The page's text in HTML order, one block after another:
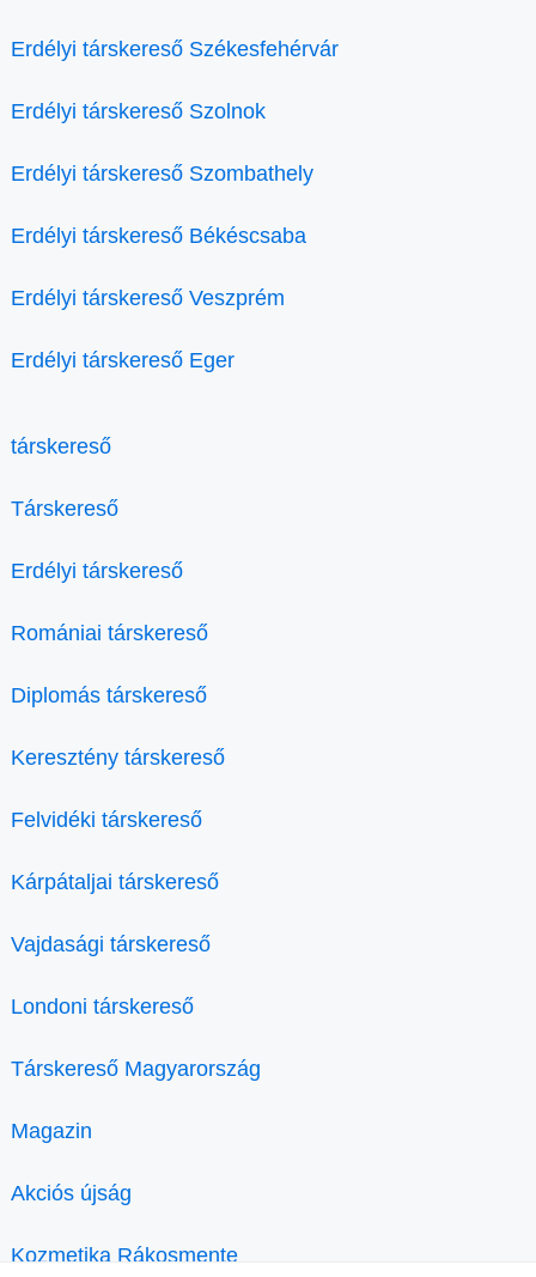
Erdélyi társkereső Székesfehérvár
Erdélyi társkereső Szolnok
Erdélyi társkereső Szombathely
Erdélyi társkereső Békéscsaba
Erdélyi társkereső Veszprém
Erdélyi társkereső Eger
társkereső
Társkereső
Erdélyi társkereső
Romániai társkereső
Diplomás társkereső
Keresztény társkereső
Felvidéki társkereső
Kárpátaljai társkereső
Vajdasági társkereső
Londoni társkereső
Társkereső Magyarország
Magazin
Akciós újság
Kozmetika Rákosmente